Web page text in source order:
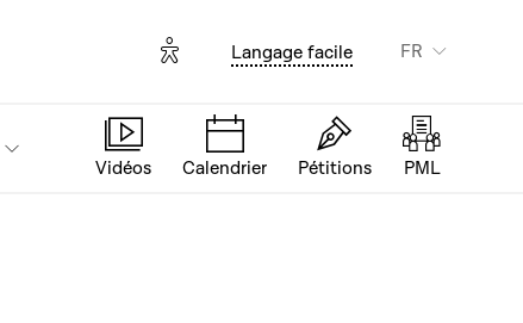
Options d'accessibilité
Langage facile FR
Vidéos Calendrier Pétitions PML